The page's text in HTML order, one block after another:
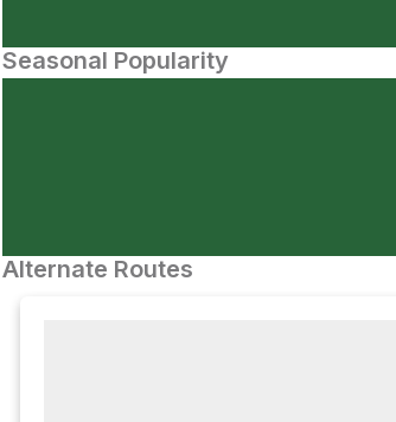
Seasonal Popularity
Alternate Routes